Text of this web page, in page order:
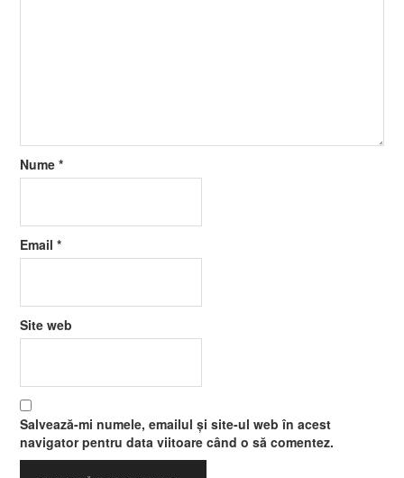
Nume*
Email*
Site web
Salvează-mi numele, emailul și site-ul web în acest
navigator pentru data viitoare când o să comentez.